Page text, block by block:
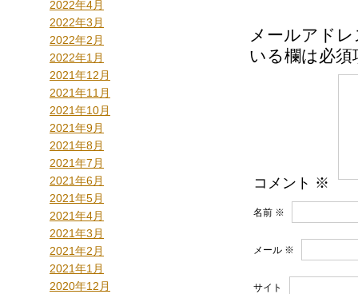
2022年4月
2022年3月
2022年2月
2022年1月
2021年12月
2021年11月
2021年10月
2021年9月
2021年8月
2021年7月
2021年6月
2021年5月
2021年4月
2021年3月
2021年2月
2021年1月
2020年12月
メールアド
いる欄は必須
コメント ※
名前 ※
メール ※
サイト